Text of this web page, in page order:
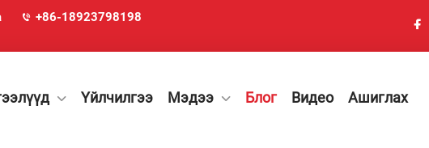
+86-18923798198
Үйлчилгээ Мэдээ Блог Видео
Ашиглах